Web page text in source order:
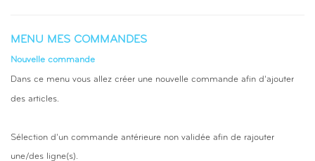
MENU MES COMMANDES
Nouvelle commande
Dans ce menu vous allez créer une nouvelle commande afin d'ajouter
des articles.
Sélection d'un commande antérieure non validée afin de rajouter
une/des ligne(s).